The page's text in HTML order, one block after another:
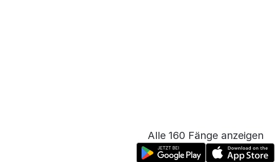
Alle 160 Fänge anzeigen